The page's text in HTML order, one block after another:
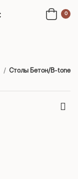
0
Столы Бетон/B-tone